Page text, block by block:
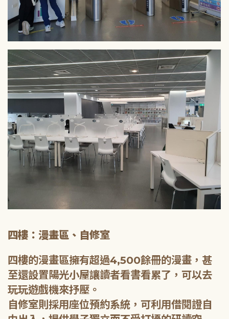
四樓：漫畫區、自修室
四樓的漫畫區擁有超過4,500餘冊的漫畫，甚
至還設置陽光小屋讓讀者看書看累了，可以去
玩玩遊戲機來抒壓。
自修室則採用座位預約系統，可利用借閱證自